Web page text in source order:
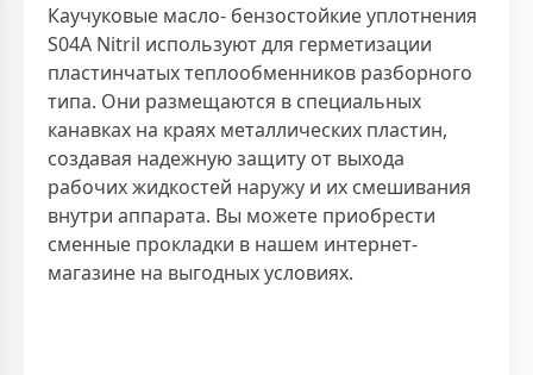
Каучуковые масло- бензостойкие уплотнения
S04A Nitril используют для герметизации
пластинчатых теплообменников разборного
типа. Они размещаются в специальных
канавках на краях металлических пластин,
создавая надежную защиту от выхода
рабочих жидкостей наружу и их смешивания
внутри аппарата. Вы можете приобрести
сменные прокладки в нашем интернет-
магазине на выгодных условиях.